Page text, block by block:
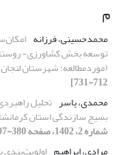
م
محمدحسینی، فرزانه
توسعه بخش کشاورزی-
(موردمطالعه: شهرستان
712-731]
محمدی، یاسر تحلیل
بسیج سازندگی استان
شماره 2، 1402، صفحه 380-397]
مرادی، ابراهیم